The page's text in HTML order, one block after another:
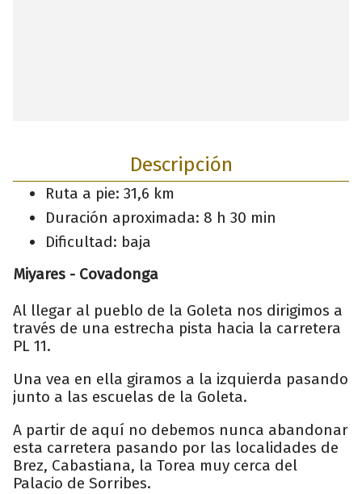
Descripción
Ruta a pie: 31,6 km
Duración aproximada: 8 h 30 min
Dificultad: baja
Miyares - Covadonga
Al llegar al pueblo de la Goleta nos dirigimos a
través de una estrecha pista hacia la carretera
PL 11.
Una vea en ella giramos a la izquierda pasando
junto a las escuelas de la Goleta.
A partir de aquí no debemos nunca abandonar
esta carretera pasando por las localidades de
Brez, Cabastiana, la Torea muy cerca del
Palacio de Sorribes.